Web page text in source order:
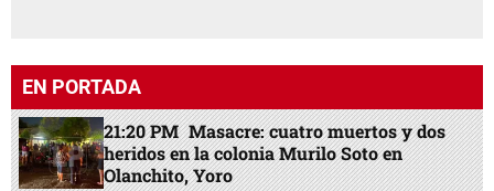
EN PORTADA
21:20 PM Masacre: cuatro muertos y dos
heridos en la colonia Murilo Soto en
Olanchito, Yoro